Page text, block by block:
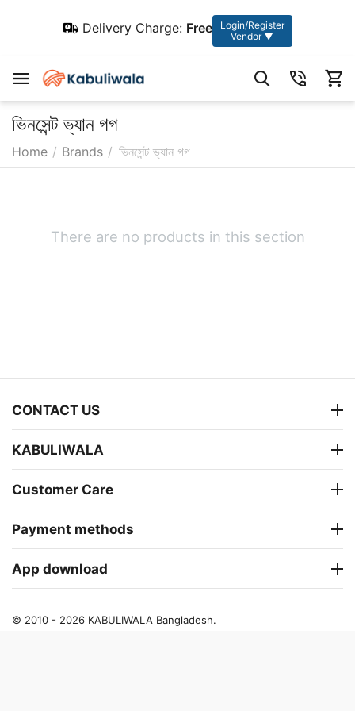
Delivery Charge: Free
Login/Register
Vendor ▼
ভিনসেন্ট ভ্যান গগ
Home / Brands / ভিনসেন্ট ভ্যান গগ
There are no products in this section
CONTACT US
KABULIWALA
Customer Care
Payment methods
App download
© 2010 - 2026 KABULIWALA Bangladesh.